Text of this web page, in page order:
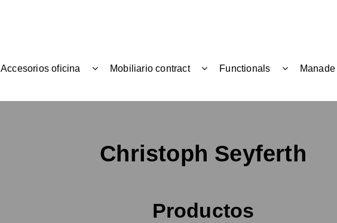
Accesorios oficina Mobiliario contract Functionals Manade
Christoph Seyferth
Productos